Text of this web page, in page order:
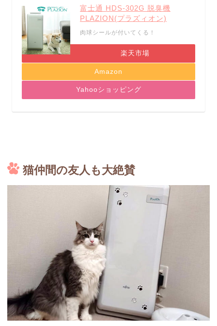
富士通 HDS-302G 脱臭機
PLAZION(プラズィオン)
肉球シールが付いてくる！
楽天市場
Amazon
Yahooショッピング
猫仲間の友人も大絶賛